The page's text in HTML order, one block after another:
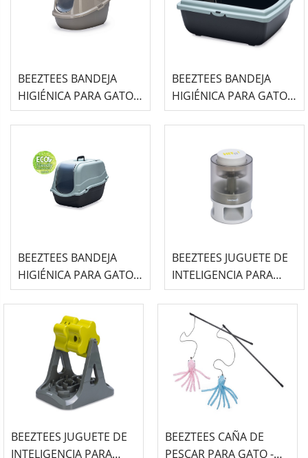
BEEZTEES BANDEJA
HIGIÉNICA PARA GATOS
GRIS ECO -NORAH-
BEEZTEES BANDEJA
HIGIÉNICA PARA GATOS
AZUL ECO -JULIETE-
BEEZTEES BANDEJA
HIGIÉNICA PARA GATOS
AZUL ECO -ROMEO-
BEEZTEES JUGUETE DE
INTELIGENCIA PARA
PERRO -DELICIOSO-
BEEZTEES JUGUETE DE
INTELIGENCIA PARA
BEEZTEES CAÑA DE
PESCAR PARA GATO -